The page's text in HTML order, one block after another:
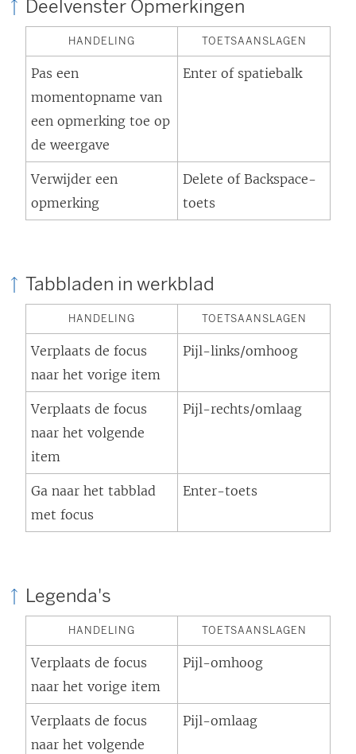
Deelvenster Opmerkingen
HANDELING TOETSAANSLAGEN
Pas een
momentopname van
een opmerking toe op
de weergave
Enter of spatiebalk
Verwijder een
opmerking
Delete of Backspace-
toets
Tabbladen in werkblad
HANDELING TOETSAANSLAGEN
Verplaats de focus
naar het vorige item
Pijl-links/omhoog
Verplaats de focus
naar het volgende
item
Pijl-rechts/omlaag
Ga naar het tabblad
met focus
Enter-toets
Legenda's
HANDELING TOETSAANSLAGEN
Verplaats de focus
naar het vorige item
Pijl-omhoog
Verplaats de focus
naar het volgende
Pijl-omlaag